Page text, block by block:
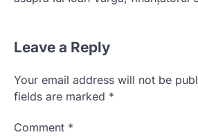
Leave a Reply
Your email address will not be
fields are marked *
Comment *